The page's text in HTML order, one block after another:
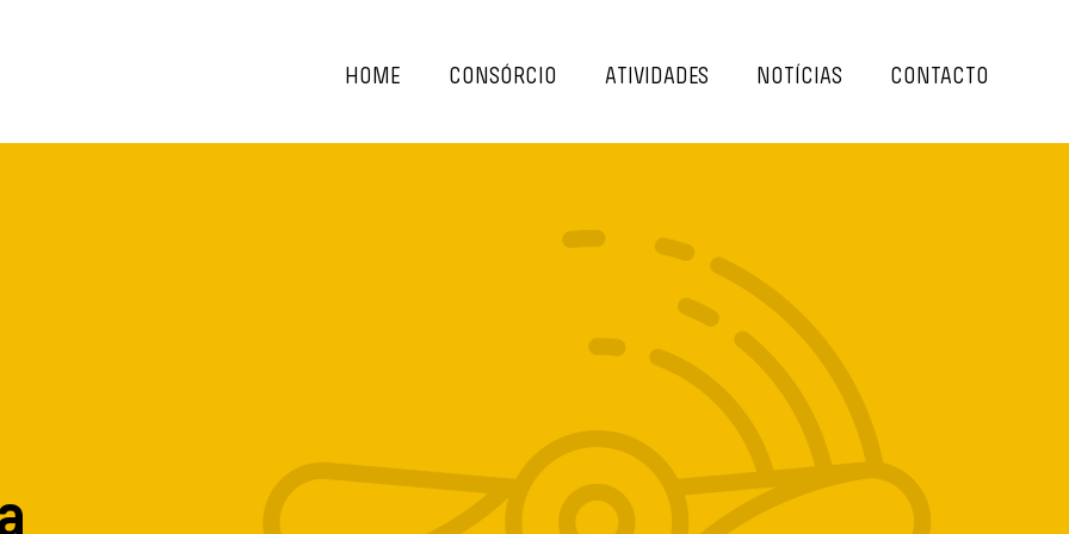
HOME CONSÓRCIO ATIVIDADES NOTÍCIAS CONTACTO